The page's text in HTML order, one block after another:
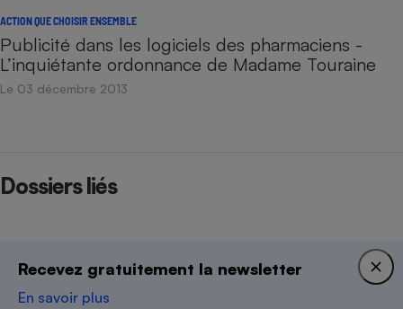
ACTION QUE CHOISIR ENSEMBLE
Publicité dans les logiciels des pharmaciens -
L’inquiétante ordonnance de Madame Touraine
Le 03 décembre 2013
Dossiers liés
Recevez gratuitement la newsletter
En savoir plus